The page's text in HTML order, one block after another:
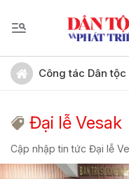
Công tác Dân tộc
Đại lễ Vesak
Cập nhập tin tức Đại lễ